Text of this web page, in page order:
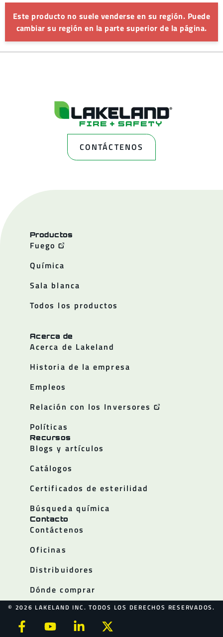
Este producto no suele venderse en su región. Puede
cambiar su región en la parte superior de la página.
CONTÁCTENOS
Productos
Fuego
Química
Sala blanca
Todos los productos
Acerca de
Acerca de Lakeland
Historia de la empresa
Empleos
Relación con los Inversores
Políticas
Recursos
Blogs y artículos
Catálogos
Certificados de esterilidad
Búsqueda química
Contacto
Contáctenos
Oficinas
Distribuidores
Dónde comprar
© 2026 LAKELAND INC. TODOS LOS DERECHOS RESERVADOS.